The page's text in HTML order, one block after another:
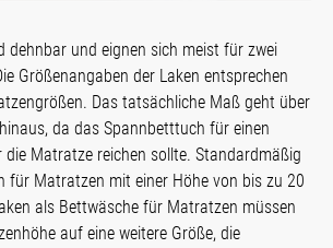
dehnbar und eignen sich meist für zwei
Größenangaben der Laken entsprechen
Das tatsächliche Maß geht über
da das Spannbetttuch für einen
Matratze reichen sollte. Standardmäßig
für Matratzen mit einer Höhe von bis zu 20
als Bettwäsche für Matratzen müssen
auf eine weitere Größe, die